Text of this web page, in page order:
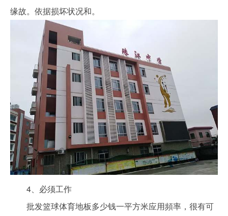
缘故。依据损坏状况和。
4、必须工作
批发篮球体育地板多少钱一平方米应用頻率，很有可